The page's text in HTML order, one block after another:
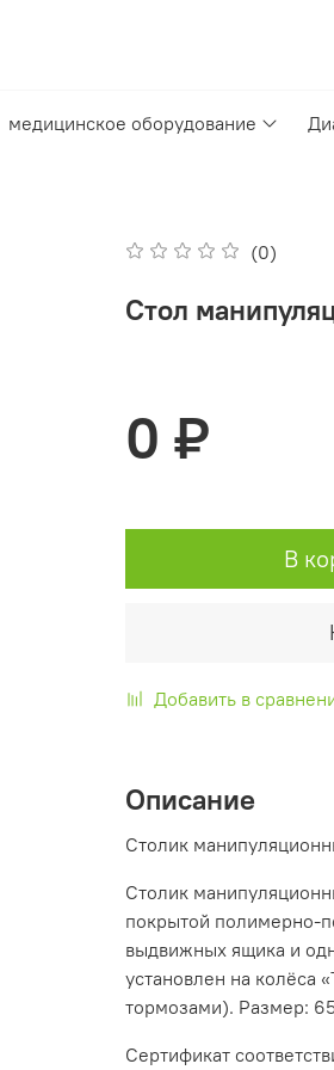
медицинское оборудование
(0)
Стол
0 ₽
В
Добавить в
Описание
Столик
Столик
покрытой полимерно-
выдвижных ящика и
установлен на колёса
тормозами). Размер:
Сертификат